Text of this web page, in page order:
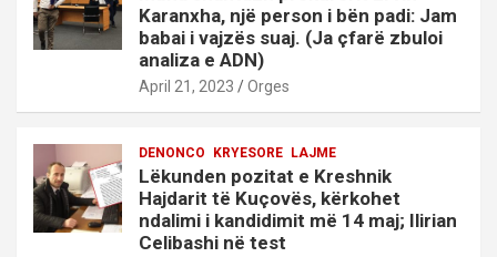
Karanxha, një person i bën padi: Jam
babai i vajzës suaj. (Ja çfarë zbuloi
analiza e ADN)
April 21, 2023 Orges
DENONCO KRYESORE LAJME
Lëkunden pozitat e Kreshnik
Hajdarit të Kuçovës, kërkohet
ndalimi i kandidimit më 14 maj; Ilirian
Celibashi në test